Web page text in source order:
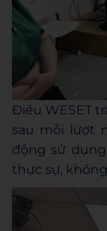
Điều WESET
sau mỗi lượt
động sử
thực sự,